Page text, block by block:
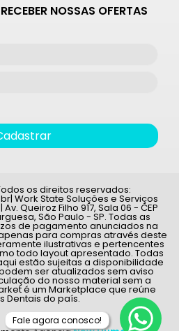
NOSSAS OFERTAS
os direitos reservados:
Work State Soluções e Serviços
Av. Queiroz Filho 917, Sala 06 - CEP
São Paulo - SP. Todas as
de pagamento anunciados na
para compras através deste
ilustrativas e pertencentes
todo layout apresentado. Todas
estão sujeitas a disponibilidade
ser atualizados sem aviso
do nosso material sem a
é um Marketplace que reúne
Dentais do país.
Fale agora conosco!